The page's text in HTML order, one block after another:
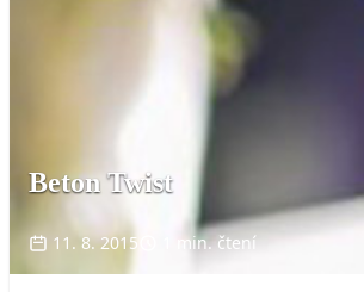
Beton Twist
11. 8. 2015 1 min. čtení